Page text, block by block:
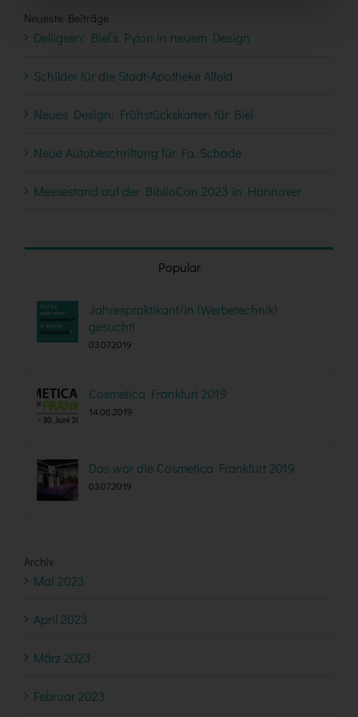
Neueste Beiträge
Delligsen: Biel’s Pylon in neuem Design
Schilder für die Stadt-Apotheke Alfeld
Neues Design: Frühstückskarten für Biel
Neue Autobeschriftung für Fa. Schade
Messestand auf der BiblioCon 2023 in Hannover
Popular
Jahrespraktikant/in (Werbetechnik)
gesucht!
03.07.2019
Cosmetica Frankfurt 2019
14.06.2019
Das war die Cosmetica Frankfurt 2019
03.07.2019
Archiv
Mai 2023
April 2023
März 2023
Februar 2023